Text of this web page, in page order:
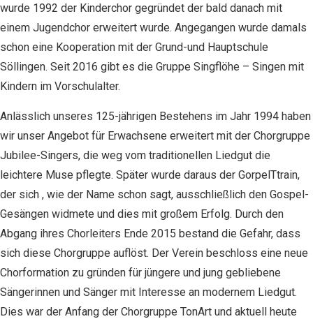
wurde 1992 der Kinderchor gegründet der bald danach mit
einem Jugendchor erweitert wurde. Angegangen wurde damals
schon eine Kooperation mit der Grund-und Hauptschule
Söllingen. Seit 2016 gibt es die Gruppe Singflöhe – Singen mit
Kindern im Vorschulalter.
Anlässlich unseres 125-jährigen Bestehens im Jahr 1994 haben
wir unser Angebot für Erwachsene erweitert mit der Chorgruppe
Jubilee-Singers, die weg vom traditionellen Liedgut die
leichtere Muse pflegte. Später wurde daraus der GorpelTtrain,
der sich , wie der Name schon sagt, ausschließlich den Gospel-
Gesängen widmete und dies mit großem Erfolg. Durch den
Abgang ihres Chorleiters Ende 2015 bestand die Gefahr, dass
sich diese Chorgruppe auflöst. Der Verein beschloss eine neue
Chorformation zu gründen für jüngere und jung gebliebene
Sängerinnen und Sänger mit Interesse an modernem Liedgut.
Dies war der Anfang der Chorgruppe TonArt und aktuell heute